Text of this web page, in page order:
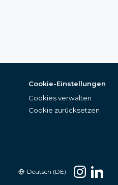
Cookie-Einstellungen
Cookies verwalten
Cookie zurücksetzen
Deutsch (DE)